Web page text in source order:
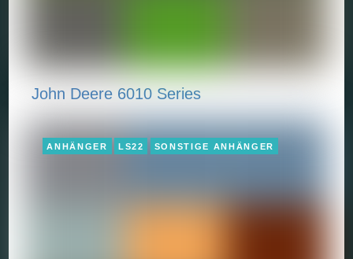
John Deere 6010 Series
ANHÄNGER LS22 SONSTIGE ANHÄNGER